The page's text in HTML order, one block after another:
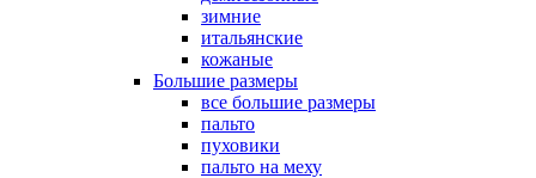
зимние
итальянские
кожаные
Большие размеры
все большие размеры
пальто
пуховики
пальто на меху